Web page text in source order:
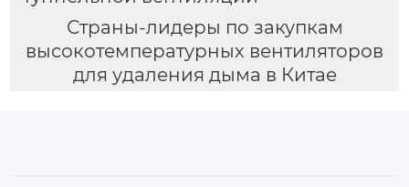
Страны-лидеры по закупкам
высокотемпературных вентиляторов
для удаления дыма в Китае